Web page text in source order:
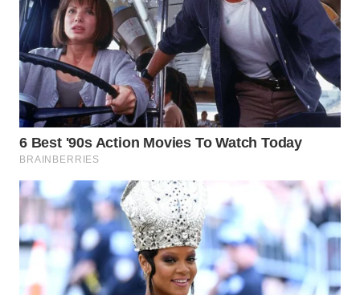
PADANG
LAWAS
WN
SUMEDANG
WN
CIANJUR
WN
KEPULAUAN
SERIBU
WN
TANGERANG